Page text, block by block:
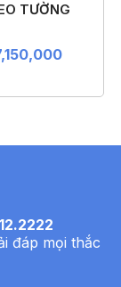
TƯỜNG
đáp mọi thắc